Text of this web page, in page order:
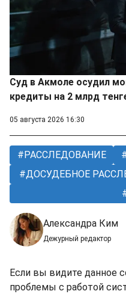
Суд в Акмоле осудил
кредиты на 2 млрд
05 августа 2026 16:30
РАССЛЕДОВАНИЕ
ДОСУДЕБНОЕ
Александра Ким
Дежурный редактор
Если вы видите данное
проблемы с работой